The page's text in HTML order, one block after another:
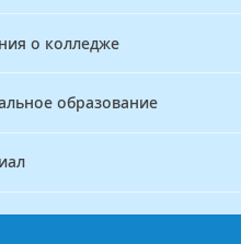
о колледже
образование
образование